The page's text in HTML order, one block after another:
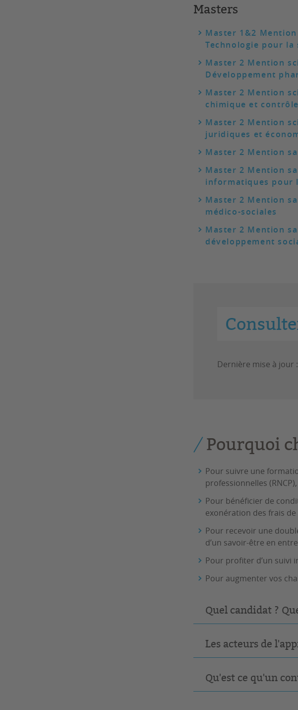
Masters
Master 1&2
Technologie pour la
Master 2 Mention
Développement
Master 2 Mention
chimique et
Master 2 Mention
juridiques et
Master 2 Mention
Master 2 Mention
informatiques pour
Master 2 Mention
médico-sociales
Master 2 Mention
développement
Dernière mise à jour :
Pourquoi
Pour suivre une
professionnelles (RNCP),
Pour bénéficier de
exonération des frais
Pour recevoir une
d’un savoir-être en
Pour profiter d’un suivi
Pour augmenter vos
Quel candidat ?
Les acteurs de
Qu'est ce qu'un